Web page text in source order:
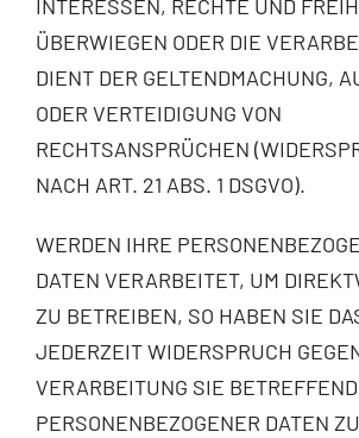
INTERESSEN, RECHTE UND
ÜBERWIEGEN ODER DIE
DIENT DER GELTENDMACHUNG,
ODER VERTEIDIGUNG VON
RECHTSANSPRÜCHEN
NACH ART. 21 ABS. 1 DSGVO).
WERDEN IHRE
DATEN VERARBEITET, UM
ZU BETREIBEN, SO HABEN SIE
JEDERZEIT WIDERSPRUCH
VERARBEITUNG SIE
PERSONENBEZOGENER DATEN